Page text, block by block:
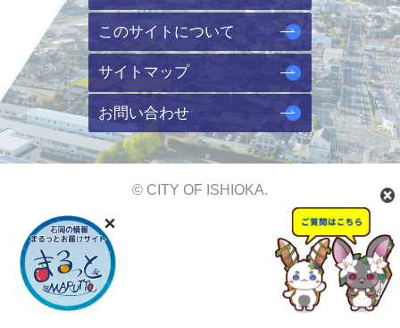
このサイトについて
サイトマップ
お問い合わせ
© CITY OF ISHIOKA.